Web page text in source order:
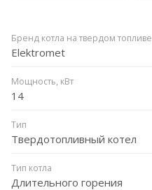
Бренд котла на твердом топливе
Elektromet
Мощность, кВт
14
Тип
Твердотопливный котел
Тип котла
Длительного горения